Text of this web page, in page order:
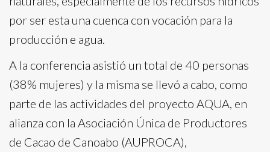
por ser esta una cuenca con vocación para la
producción e agua.
A la conferencia asistió un total de 40 personas
(38% mujeres) y la misma se llevó a cabo, como
parte de las actividades del proyecto AQUA, en
alianza con la Asociación Única de Productores
de Cacao de Canoabo (AUPROCA),